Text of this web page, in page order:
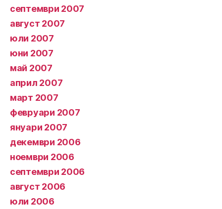
септември 2007
август 2007
юли 2007
юни 2007
май 2007
април 2007
март 2007
февруари 2007
януари 2007
декември 2006
ноември 2006
септември 2006
август 2006
юли 2006